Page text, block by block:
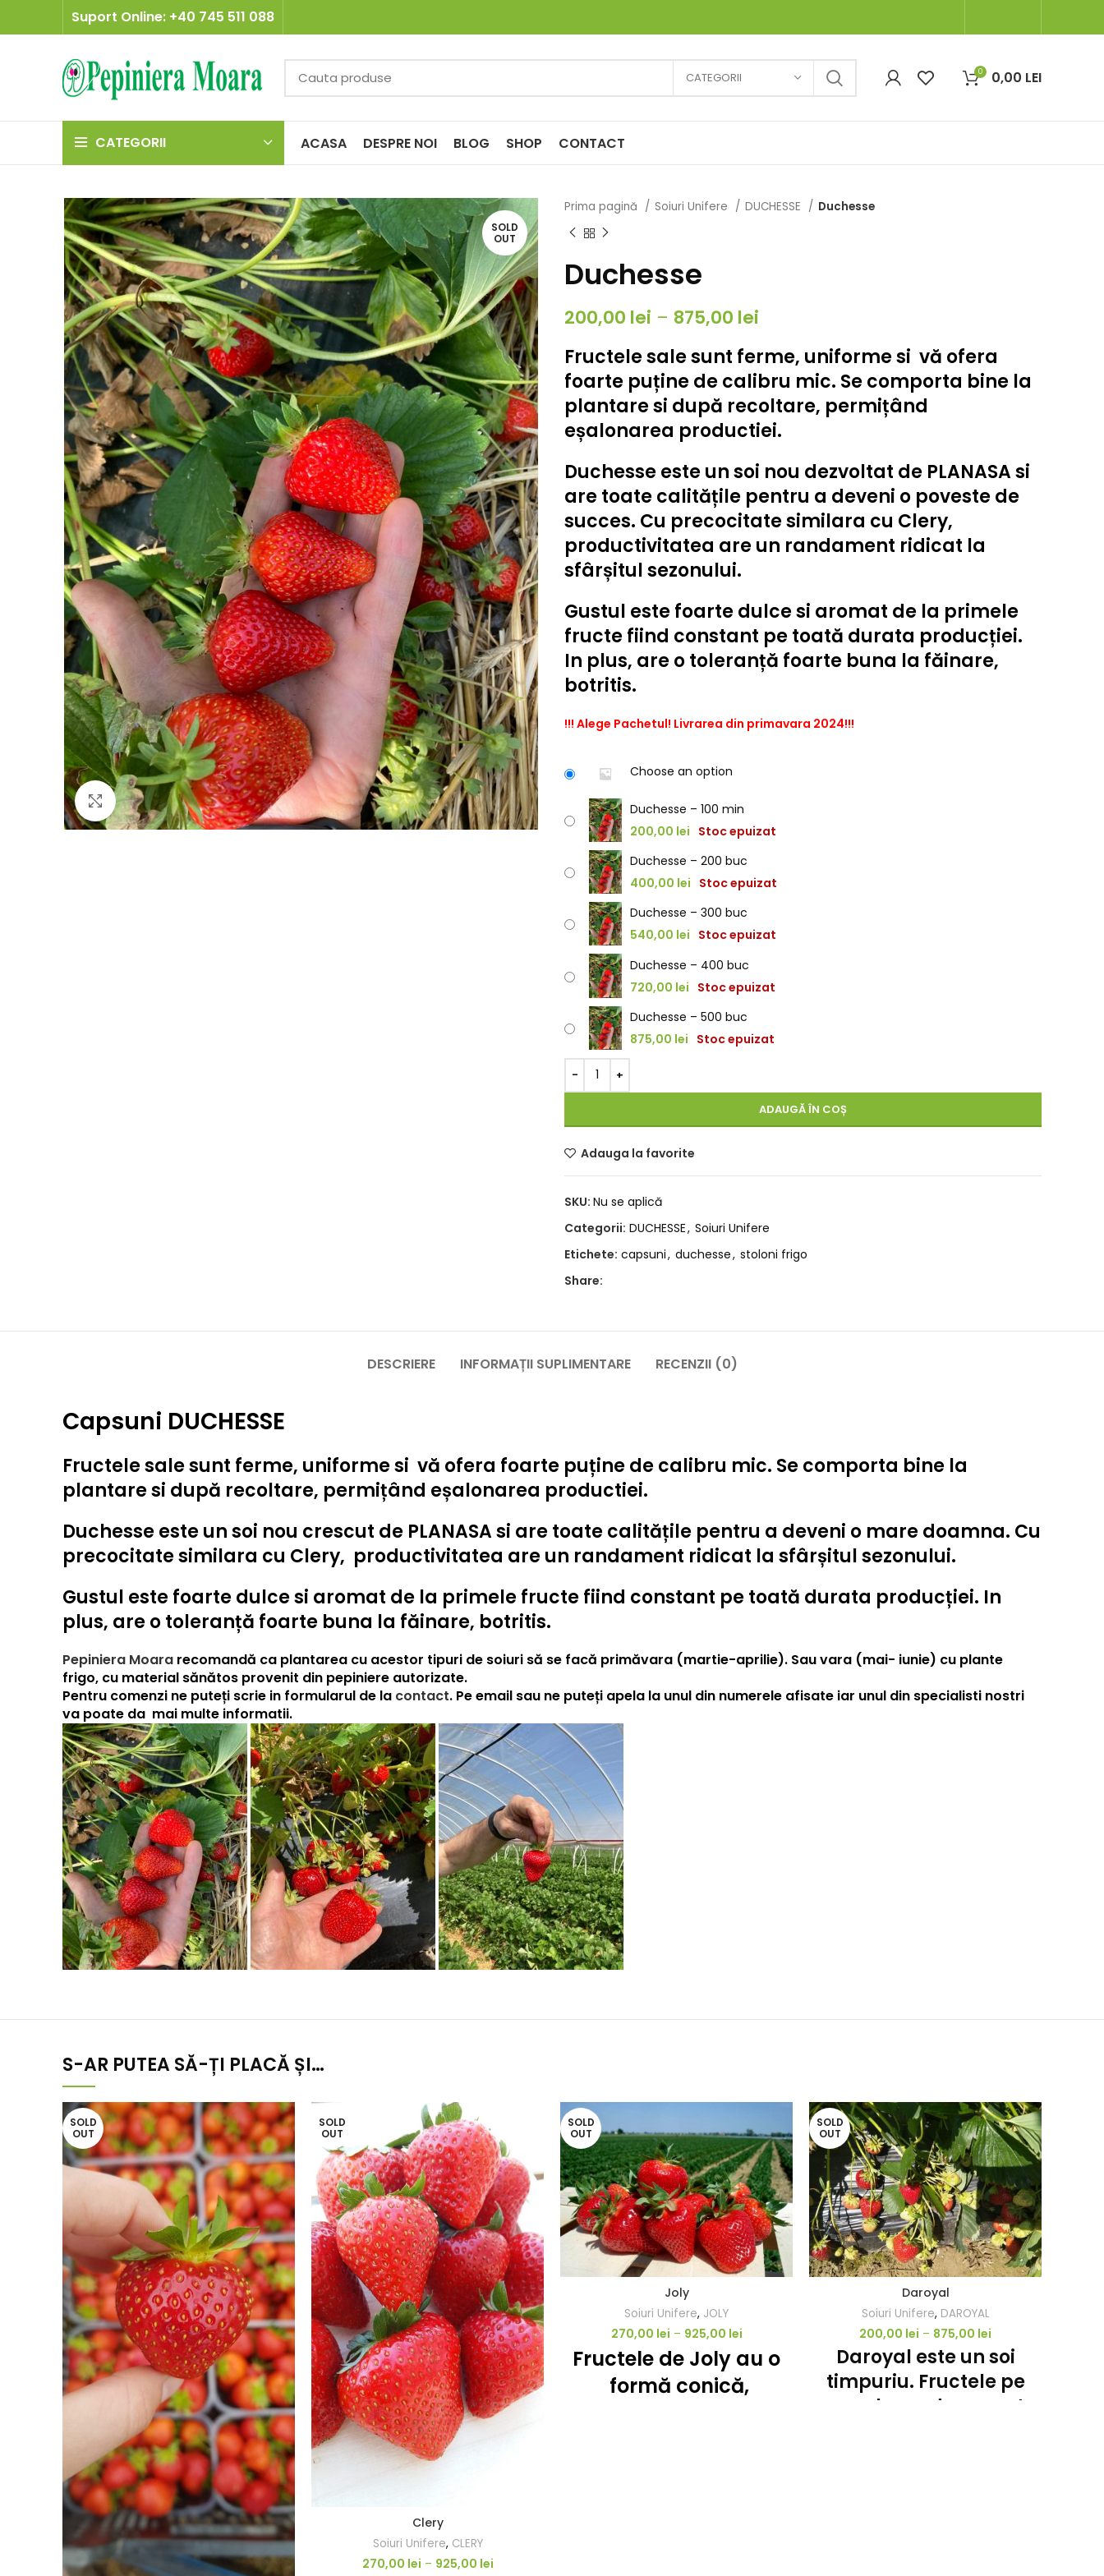
Suport Online: +40 745 511 088
CATEGORII 0 0,00 LEI
CATEGORII ACASA DESPRE NOI BLOG SHOP CONTACT
SOLD
OUT
Click to enlarge
Prima pagină Soiuri Unifere DUCHESSE Duchesse
Duchesse
200,00 lei – 875,00 lei
Fructele sale sunt ferme, uniforme si vă ofera
foarte puține de calibru mic. Se comporta bine la
plantare si după recoltare, permițând
eșalonarea productiei.
Duchesseeste un soi nou dezvoltat de PLANASA si
are toate calitățile pentru a deveni o poveste de
succes. Cu precocitate similara cu Clery,
productivitatea are un randament ridicat la
sfârșitul sezonului.
Gustul este foarte dulce si aromat de la primele
fructe fiind constant pe toată durata producției.
In plus, are o toleranță foarte buna la făinare,
botritis.
!!! Alege Pachetul! Livrarea din primavara 2024!!!
Choose an option
Duchesse – 100 min
200,00 lei Stoc epuizat
Duchesse – 200 buc
400,00 lei Stoc epuizat
Duchesse – 300 buc
540,00 lei Stoc epuizat
Duchesse – 400 buc
720,00 lei Stoc epuizat
Duchesse – 500 buc
875,00 lei Stoc epuizat
ADAUGĂ ÎN COȘ
Adauga la favorite
SKU: Nu se aplică
Categorii: DUCHESSE, Soiuri Unifere
Etichete: capsuni, duchesse, stoloni frigo
Share:
DESCRIERE INFORMAȚII SUPLIMENTARE RECENZII (0)
Capsuni DUCHESSE
Fructele sale sunt ferme, uniforme si vă ofera foarte puține de calibru mic. Se comporta bine la
plantare si după recoltare, permițând eșalonarea productiei.
Duchesseeste un soi nou crescut de PLANASA si are toate calitățile pentru a deveni o mare doamna. Cu
precocitate similara cu Clery, productivitatea are un randament ridicat la sfârșitul sezonului.
Gustul este foarte dulce si aromat de la primele fructe fiind constant pe toată durata producției. In
plus, are o toleranță foarte buna la făinare, botritis.
Pepiniera Moara recomandă ca plantarea cu acestor tipuri de soiuri să se facă primăvara (martie-aprilie). Sau vara (mai- iunie) cu plante
frigo, cu material sănătos provenit din pepiniere autorizate.
Pentru comenzi ne puteți scrie in formularul de la contact. Pe email sau ne puteți apela la unul din numerele afisate iar unul din specialisti nostri
va poate da mai multe informatii.
S-AR PUTEA SĂ-ȚI PLACĂ ȘI…
SOLD
OUT
SOLD
OUT
Clery
Soiuri Unifere, CLERY
270,00 lei – 925,00 lei
SOLD
OUT
Joly
Soiuri Unifere, JOLY
270,00 lei – 925,00 lei
Fructele de Joly au o
formă conică,
SOLD
OUT
Daroyal
Soiuri Unifere, DAROYAL
200,00 lei – 875,00 lei
Daroyal este un soi
timpuriu. Fructele pe
care le produce sunt